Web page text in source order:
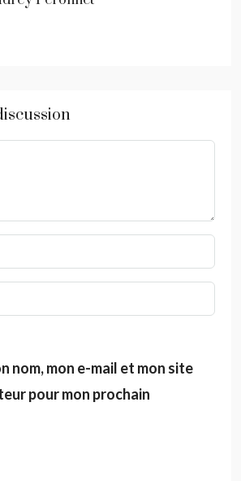
nom, mon e-mail et mon site
pour mon prochain